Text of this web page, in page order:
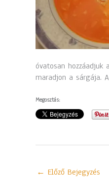
óvatosan
maradjon a sárgája.
Megosztás:
← Előző Bejegyzés